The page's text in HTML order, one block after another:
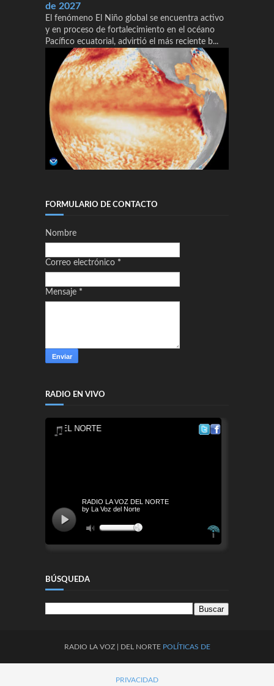
de 2027
El fenómeno El Niño global se encuentra activo
y en proceso de fortalecimiento en el océano
Pacífico ecuatorial, advirtió el más reciente b...
FORMULARIO DE CONTACTO
Nombre
Correo electrónico *
Mensaje *
RADIO EN VIVO
BÚSQUEDA
RADIO LA VOZ| DEL NORTE POLÍTICAS DE
PRIVACIDAD